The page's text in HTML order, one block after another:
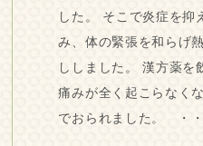
した。 そこで炎症を抑
み、体の緊張を和らげ
ししました。 漢方薬を
痛みが全く起こらなく
でおられました。 ・・